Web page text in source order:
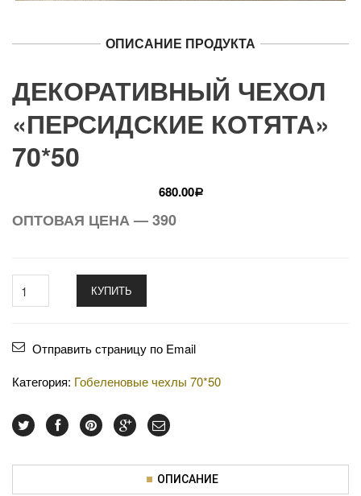
ОПИСАНИЕ ПРОДУКТА
ДЕКОРАТИВНЫЙ ЧЕХОЛ
«ПЕРСИДСКИЕ КОТЯТА»
70*50
680.00Р
ОПТОВАЯ ЦЕНА — 390
КУПИТЬ
Отправить страницу по Email
Категория: Гобеленовые чехлы 70*50
ОПИСАНИЕ